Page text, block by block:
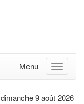
Menu
dimanche 9 août 2026